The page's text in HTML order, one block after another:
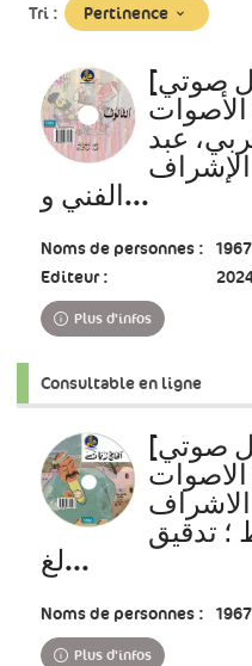
Tri : (Mise
immédiate)
Pertinence
صوتي]
عبد
الإشراف
الفني و...
Noms de personnes :
Editeur :
Plus d'infos
Consultable en ligne
صوتي]
؛ تدقيق
لغ...
Noms de personnes :
Plus d'infos